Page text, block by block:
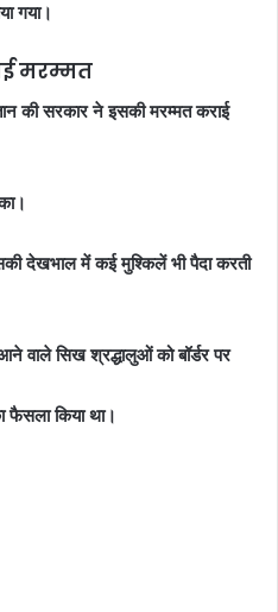
गया।
मरम्मत
की सरकार ने इसकी मरम्मत कराई
देखभाल में कई मुश्किलें भी पैदा करती
वाले सिख श्रद्धालुओं को बॉर्डर पर
फैसला किया था।